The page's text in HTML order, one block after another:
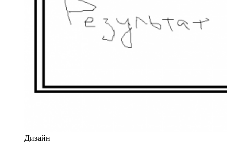
Дизайн